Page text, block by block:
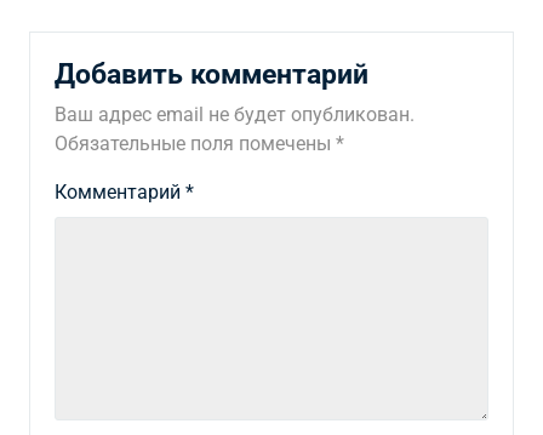
Добавить комментарий
Ваш адрес email не будет опубликован.
Обязательные поля помечены *
Комментарий *